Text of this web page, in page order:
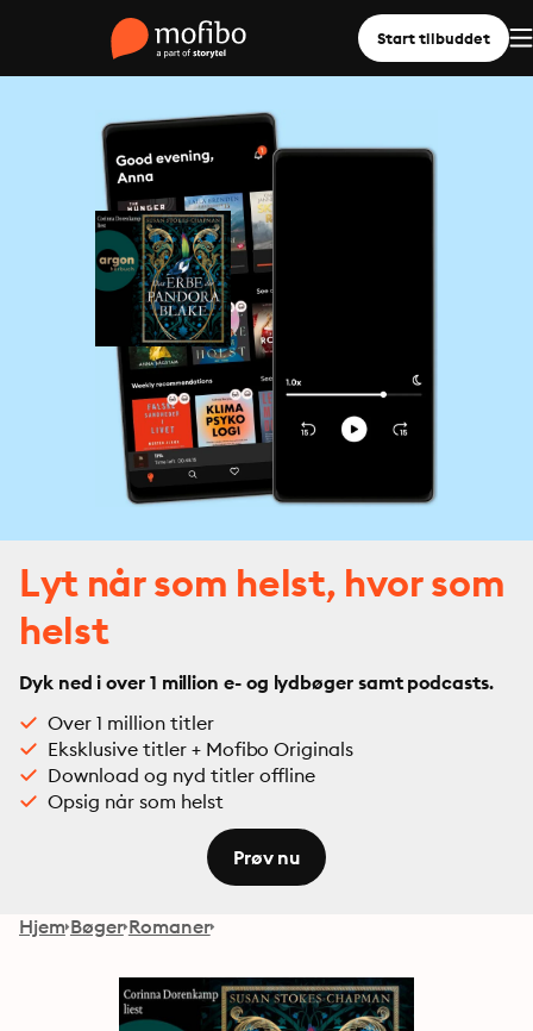
Start tilbuddet
Lyt når som helst, hvor som
helst
Dyk ned i over 1 million e- og lydbøger samt podcasts.
Over 1 million titler
Eksklusive titler + Mofibo Originals
Download og nyd titler offline
Opsig når som helst
Prøv nu
Hjem Bøger Romaner